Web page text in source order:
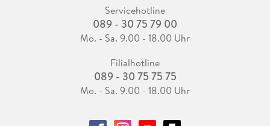
Servicehotline
089 - 30 75 79 00
Mo. - Sa. 9.00 - 18.00 Uhr
Filialhotline
089 - 30 75 75 75
Mo. - Sa. 9.00 - 18.00 Uhr